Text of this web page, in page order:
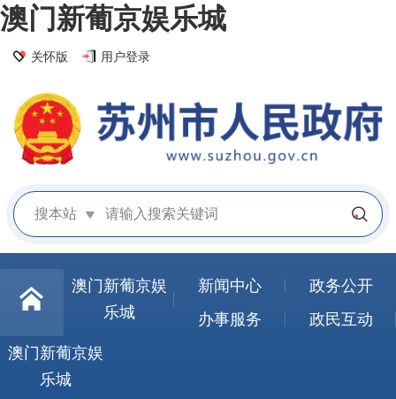
澳门新葡京娱乐城
关怀版 用户登录
搜本站
澳门新葡京娱
乐城
新闻中心
政务公开
办事服务
政民互动
澳门新葡京娱
乐城